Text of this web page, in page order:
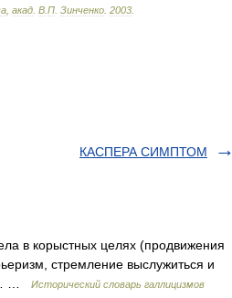
акад В П Зинченко 2003
КАСПЕРА СИМПТОМ
в корыстных целях (продвижения
стремление выслужиться и
…
Исторический словарь галлицизмов